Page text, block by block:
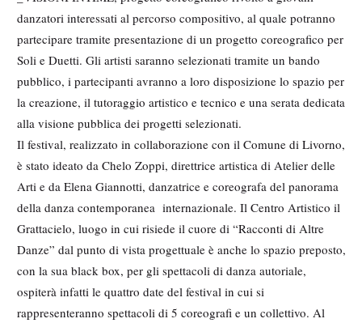
danzatori interessati al percorso compositivo, al quale potranno
partecipare tramite presentazione di un progetto coreografico per
Soli e Duetti. Gli artisti saranno selezionati tramite un bando
pubblico, i partecipanti avranno a loro disposizione lo spazio per
la creazione, il tutoraggio artistico e tecnico e una serata dedicata
alla visione pubblica dei progetti selezionati.
Il festival, realizzato in collaborazione con il Comune di Livorno,
è stato ideato da Chelo Zoppi, direttrice artistica di Atelier delle
Arti e da Elena Giannotti, danzatrice e coreografa del panorama
della danza contemporanea internazionale. Il Centro Artistico il
Grattacielo, luogo in cui risiede il cuore di “Racconti di Altre
Danze” dal punto di vista progettuale è anche lo spazio preposto,
con la sua black box, per gli spettacoli di danza autoriale,
ospiterà infatti le quattro date del festival in cui si
rappresenteranno spettacoli di 5 coreografi e un collettivo. Al